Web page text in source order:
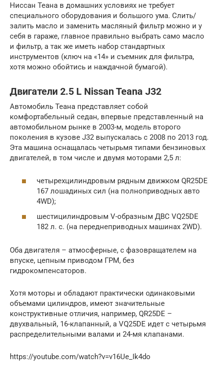
Ниссан Теана в домашних условиях не требует
специального оборудования и большого ума. Слить/
залить масло и заменить масляный фильтр можно и у
себя в гараже, главное правильно выбрать само масло
и фильтр, а так же иметь набор стандартных
инструментов (ключ на «14» и съемник для фильтра,
хотя можно обойтись и наждачной бумагой).
Двигатели 2.5 L Nissan Teana J32
Автомобиль Теана представляет собой
комфортабельный седан, впервые представленный на
автомобильном рынке в 2003-м, модель второго
поколения в кузове J32 выпускалась с 2008 по 2013 год.
Эта машина оснащалась четырьмя типами бензиновых
двигателей, в том числе и двумя моторами 2,5 л:
четырехцилиндровым рядным движком QR25DE
167 лошадиных сил (на полноприводных авто
4WD);
шестицилиндровым V-образным ДВС VQ25DE
182 л. с. (на переднеприводных машинах 2WD).
Оба двигателя – атмосферные, с фазовращателем на
впуске, цепным приводом ГРМ, без
гидрокомпенсаторов.
Хотя моторы и обладают практически одинаковыми
объемами цилиндров, имеют значительные
конструктивные отличия, например, QR25DE –
двухвальный, 16-клапанный, а VQ25DE идет с четырьмя
распределительными валами и 24-мя клапанами.
https://youtube.com/watch?v=v16Ue_Ik4do